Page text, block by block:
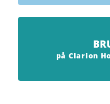
på Clarion